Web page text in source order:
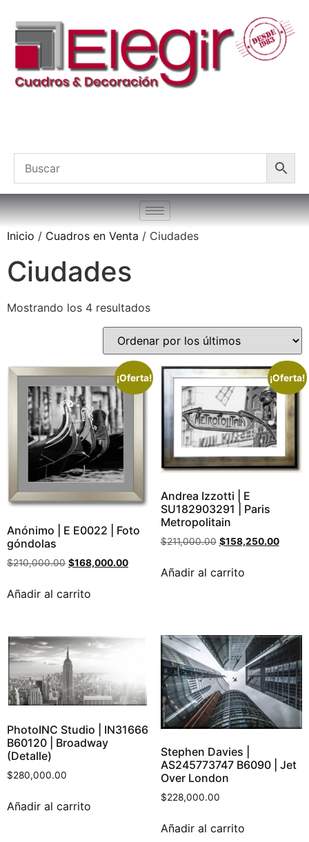
Inicio / Cuadros en Venta / Ciudades
Ciudades
Mostrando los 4 resultados
¡Oferta!
Anónimo | E E0022 | Foto
góndolas
$210,000.00 $168,000.00
Añadir al carrito
¡Oferta!
Andrea Izzotti | E
SU182903291 | Paris
Metropolitain
$211,000.00 $158,250.00
Añadir al carrito
PhotoINC Studio | IN31666
B60120 | Broadway
(Detalle)
$280,000.00
Añadir al carrito
Stephen Davies |
AS245773747 B6090 | Jet
Over London
$228,000.00
Añadir al carrito